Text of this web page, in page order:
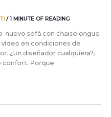
/1 MINUTE OF READING
nuevo sofá con chaiselongue
en condiciones de
¿Un diseñador cualquiera?¡
confort. Porque